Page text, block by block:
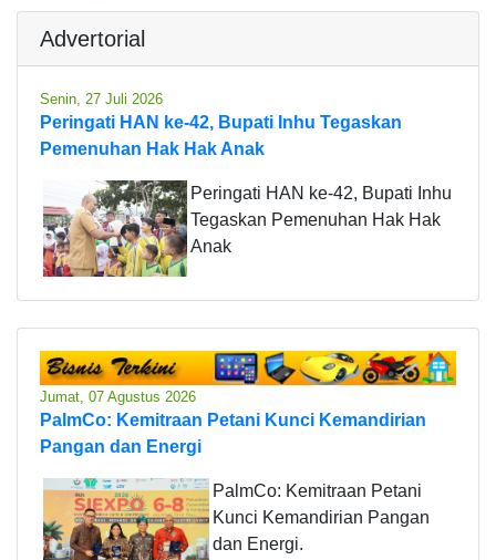
Advertorial
Senin, 27 Juli 2026
Peringati HAN ke-42, Bupati Inhu Tegaskan
Pemenuhan Hak Hak Anak
Peringati HAN ke-42, Bupati Inhu
Tegaskan Pemenuhan Hak Hak
Anak
Jumat, 07 Agustus 2026
PalmCo: Kemitraan Petani Kunci Kemandirian
Pangan dan Energi
PalmCo: Kemitraan Petani
Kunci Kemandirian Pangan
dan Energi.